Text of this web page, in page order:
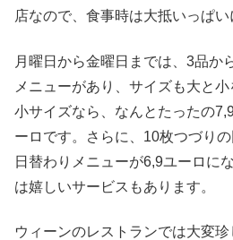
店なので、食事時は大抵いっぱい
月曜日から金曜日までは、3品か
メニューがあり、サイズも大と小
小サイズなら、なんとたったの
ーロです。さらに、10枚つづりの
日替わりメニューが6,9ユーロに
は嬉しいサービスもあります。
ウィーンのレストランでは大変